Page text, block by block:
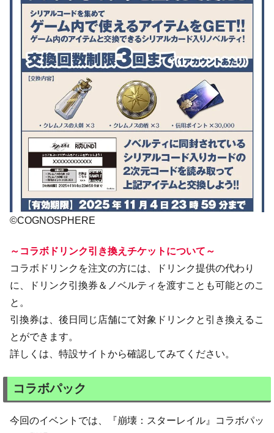
©COGNOSPHERE
～コラボドリンク引き換えチケットについて～
コラボドリンクを注文の方には、ドリンク提供の代わり
に、ドリンク引換券＆ノベルティを渡すことも可能とのこ
と。
引換券は、後日同じ店舗にて対象ドリンクと引き換えるこ
とができます。
詳しくは、特設サイトから確認してみてください。
コラボパック
今回のイベントでは、『崩壊：スターレイル』コラボパッ